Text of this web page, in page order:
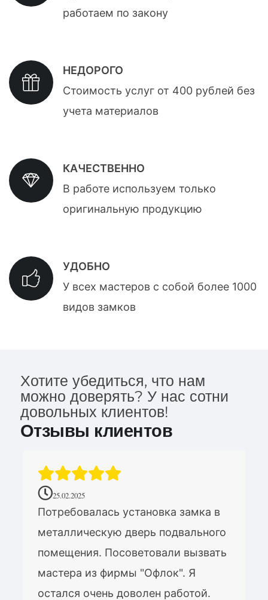
работаем по закону
НЕДОРОГО
Стоимость услуг от 400 рублей без
учета материалов
КАЧЕСТВЕННО
В работе используем только
оригинальную продукцию
УДОБНО
У всех мастеров с собой более 1000
видов замков
Хотите убедиться, что нам
можно доверять? У нас сотни
довольных клиентов!
Отзывы клиентов
25.02.2025
Потребовалась установка замка в
металлическую дверь подвального
помещения. Посоветовали вызвать
мастера из фирмы "Офлок". Я
остался очень доволен работой.